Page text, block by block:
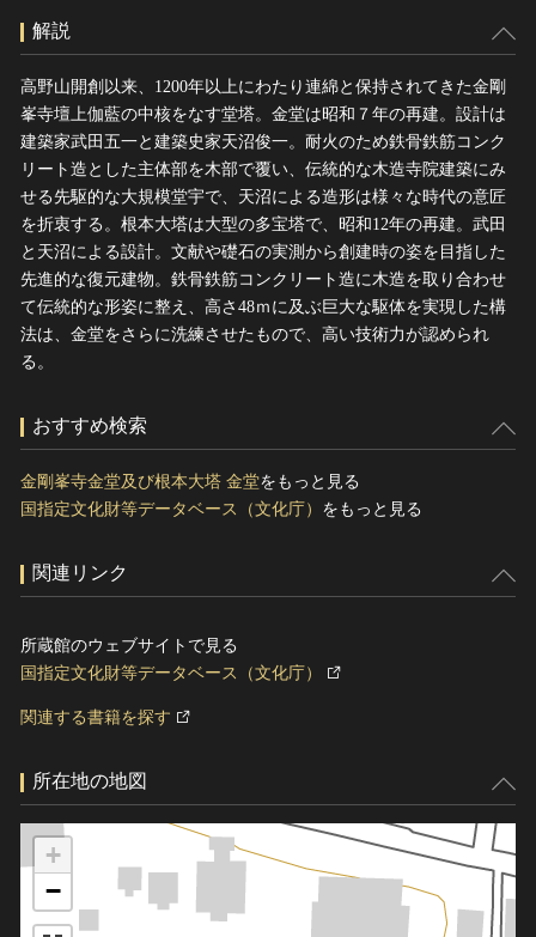
解説
高野山開創以来、1200年以上にわたり連綿と保持されてきた金剛
峯寺壇上伽藍の中核をなす堂塔。金堂は昭和７年の再建。設計は
建築家武田五一と建築史家天沼俊一。耐火のため鉄骨鉄筋コンク
リート造とした主体部を木部で覆い、伝統的な木造寺院建築にみ
せる先駆的な大規模堂宇で、天沼による造形は様々な時代の意匠
を折衷する。根本大塔は大型の多宝塔で、昭和12年の再建。武田
と天沼による設計。文献や礎石の実測から創建時の姿を目指した
先進的な復元建物。鉄骨鉄筋コンクリート造に木造を取り合わせ
て伝統的な形姿に整え、高さ48ｍに及ぶ巨大な駆体を実現した構
法は、金堂をさらに洗練させたもので、高い技術力が認められ
る。
おすすめ検索
金剛峯寺金堂及び根本大塔 金堂をもっと見る
国指定文化財等データベース（文化庁） をもっと見る
関連リンク
所蔵館のウェブサイトで見る
国指定文化財等データベース（文化庁）
関連する書籍を探す
所在地の地図
+
−